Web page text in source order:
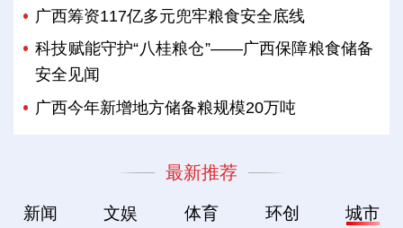
广西筹资117亿多元兜牢粮食安全底线
科技赋能守护“八桂粮仓”——广西保障粮食储备
安全见闻
广西今年新增地方储备粮规模20万吨
最新推荐
新闻 文娱 体育 环创 城市